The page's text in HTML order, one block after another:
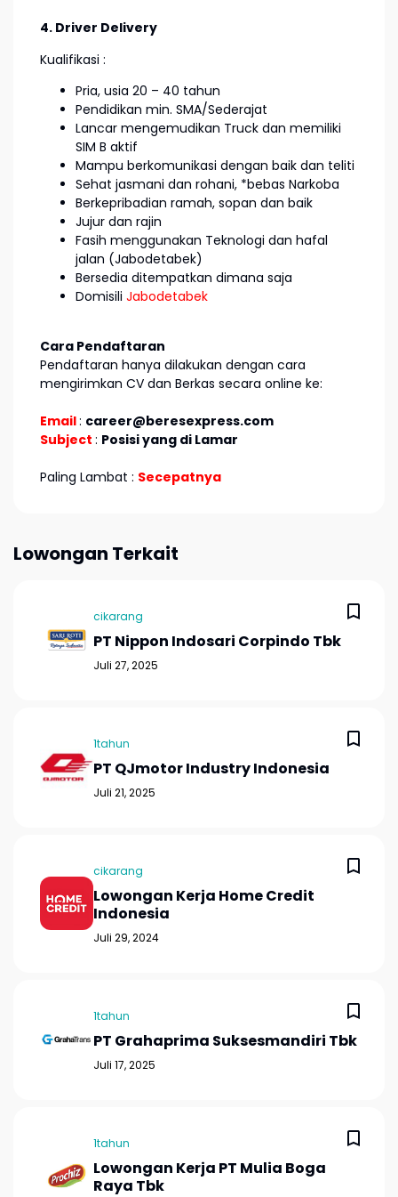
4. Driver Delivery
Kualifikasi :
Pria, usia 20 – 40 tahun
Pendidikan min. SMA/Sederajat
Lancar mengemudikan Truck dan memiliki
SIM B aktif
Mampu berkomunikasi dengan baik dan teliti
Sehat jasmani dan rohani, *bebas Narkoba
Berkepribadian ramah, sopan dan baik
Jujur dan rajin
Fasih menggunakan Teknologi dan hafal
jalan (Jabodetabek)
Bersedia ditempatkan dimana saja
Domisili Jabodetabek
Cara Pendaftaran
Pendaftaran hanya dilakukan dengan cara
mengirimkan CV dan Berkas secara online ke:
Email: career@beresexpress.com
Subject : Posisi yang di Lamar
Paling Lambat : Secepatnya
Lowongan Terkait
cikarang
PT Nippon Indosari Corpindo Tbk
Juli 27, 2025
1tahun
PT QJmotor Industry Indonesia
Juli 21, 2025
cikarang
Lowongan Kerja Home Credit
Indonesia
Juli 29, 2024
1tahun
PT Grahaprima Suksesmandiri Tbk
Juli 17, 2025
1tahun
Lowongan Kerja PT Mulia Boga
Raya Tbk